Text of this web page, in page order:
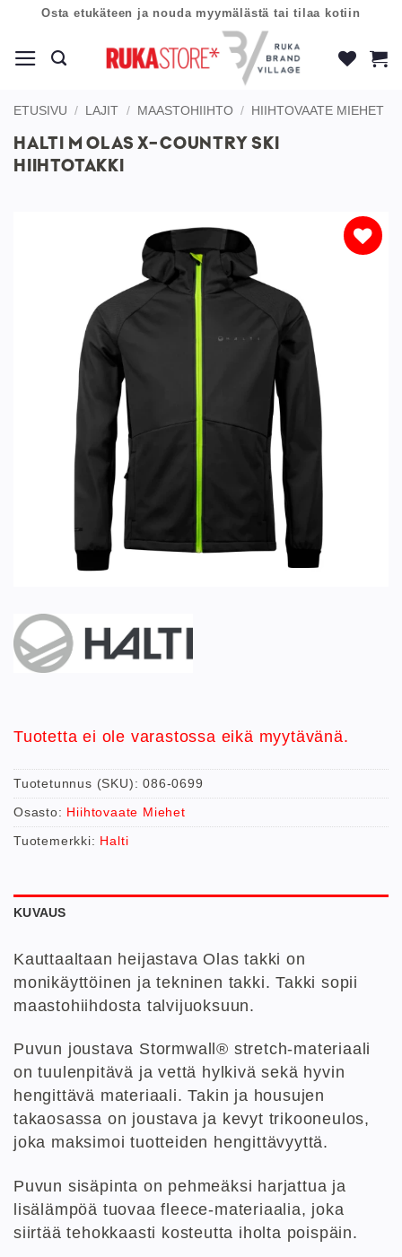
content
Osta etukäteen ja nouda myymälästä tai tilaa kotiin
ETUSIVU / LAJIT / MAASTOHIIHTO / HIIHTOVAATE MIEHET
HALTI M OLAS X-COUNTRY SKI
HIIHTOTAKKI
Tuotetta ei ole varastossa eikä myytävänä.
Tuotetunnus (SKU):086-0699
Osasto: Hiihtovaate Miehet
Tuotemerkki: Halti
KUVAUS
Kauttaaltaan heijastava Olas takki on
monikäyttöinen ja tekninen takki. Takki sopii
maastohiihdosta talvijuoksuun.
Puvun joustava Stormwall® stretch-materiaali
on tuulenpitävä ja vettä hylkivä sekä hyvin
hengittävä materiaali. Takin ja housujen
takaosassa on joustava ja kevyt trikooneulos,
joka maksimoi tuotteiden hengittävyyttä.
Puvun sisäpinta on pehmeäksi harjattua ja
lisälämpöä tuovaa fleece-materiaalia, joka
siirtää tehokkaasti kosteutta iholta poispäin.